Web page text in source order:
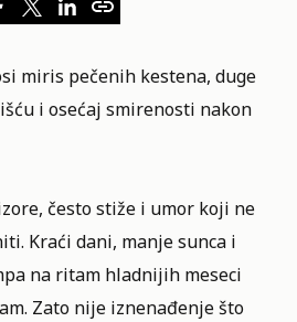
miris pečenih kestena, duge
i osećaj smirenosti nakon
često stiže i umor koji ne
Kraći dani, manje sunca i
na ritam hladnijih meseci
Zato nije iznenađenje što